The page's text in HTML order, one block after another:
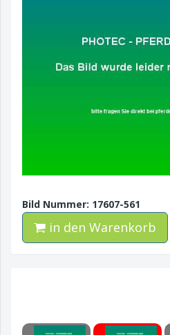
Bild Nummer: 17607-561
in den Warenkorb